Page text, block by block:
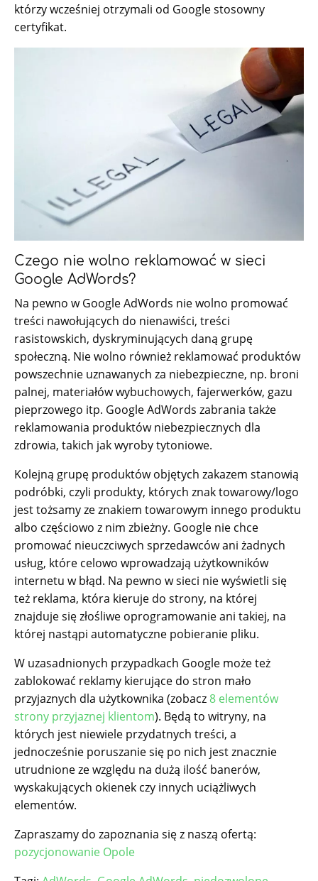
którzy wcześniej otrzymali od Google stosowny
certyfikat.
Czego nie wolno reklamować w sieci
Google AdWords?
Na pewno w Google AdWords nie wolno promować
treści nawołujących do nienawiści, treści
rasistowskich, dyskryminujących daną grupę
społeczną. Nie wolno również reklamować produktów
powszechnie uznawanych za niebezpieczne, np. broni
palnej, materiałów wybuchowych, fajerwerków, gazu
pieprzowego itp. Google AdWords zabrania także
reklamowania produktów niebezpiecznych dla
zdrowia, takich jak wyroby tytoniowe.
Kolejną grupę produktów objętych zakazem stanowią
podróbki, czyli produkty, których znak towarowy/logo
jest tożsamy ze znakiem towarowym innego produktu
albo częściowo z nim zbieżny. Google nie chce
promować nieuczciwych sprzedawców ani żadnych
usług, które celowo wprowadzają użytkowników
internetu w błąd. Na pewno w sieci nie wyświetli się
też reklama, która kieruje do strony, na której
znajduje się złośliwe oprogramowanie ani takiej, na
której nastąpi automatyczne pobieranie pliku.
W uzasadnionych przypadkach Google może też
zablokować reklamy kierujące do stron mało
przyjaznych dla użytkownika (zobacz8 elementów
strony przyjaznej klientom). Będą to witryny, na
których jest niewiele przydatnych treści, a
jednocześnie poruszanie się po nich jest znacznie
utrudnione ze względu na dużą ilość banerów,
wyskakujących okienek czy innych uciążliwych
elementów.
Zapraszamy do zapoznania się z naszą ofertą:
pozycjonowanie Opole